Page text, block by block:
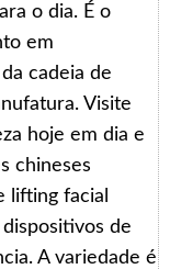
o dia. É o
em
cadeia de
Visite
hoje em dia e
chineses
lifting facial
de
A variedade é